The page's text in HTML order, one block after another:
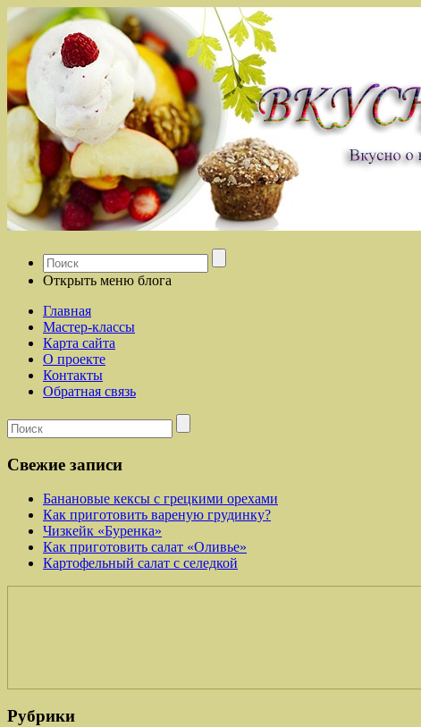
Открыть меню блога
Главная
Мастер-классы
Карта сайта
О проекте
Контакты
Обратная связь
Свежие записи
Банановые кексы с грецкими орехами
Как приготовить вареную грудинку?
Чизкейк «Буренка»
Как приготовить салат «Оливье»
Картофельный салат с селедкой
Рубрики